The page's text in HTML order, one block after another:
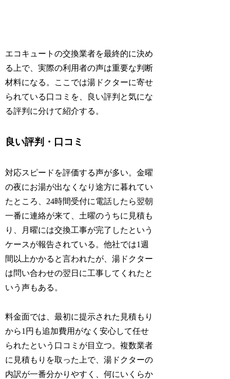
エコキュートの交換業者を最終的に決め
る上で、実際の利用者の声は重要な判断
材料になる。ここでは湯ドクターに寄せ
られている口コミを、良い評判と気にな
る評判に分けて紹介する。
良い評判・口コミ
対応スピードを評価する声が多い。金曜
の夜にお湯が出なくなり途方に暮れてい
たところ、24時間受付に電話したら翌朝
一番に連絡が来て、土曜のうちに見積も
り、月曜には交換工事が完了したという
ケースが報告されている。他社では1週
間以上かかると言われたが、湯ドクター
は問い合わせの翌日に工事してくれたと
いう声もある。
料金面では、最初に提示された見積もり
から1円も追加費用がなく安心して任せ
られたという口コミが目立つ。複数業者
に見積もりを取った上で、湯ドクターの
内訳が一番分かりやすく、何にいくらか